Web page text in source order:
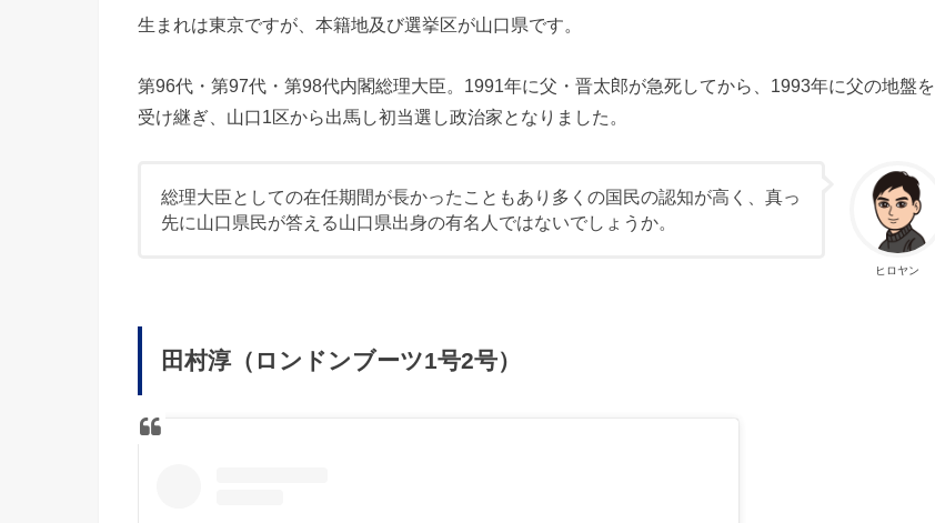
生まれは東京ですが、本籍地及び選挙区が山口県です。
第96代・第97代・第98代内閣総理大臣。1991年に父・晋太郎が急死してから、1993年に父の地盤を
受け継ぎ、山口1区から出馬し初当選し政治家となりました。
ヒロヤン
総理大臣としての在任期間が長かったこともあり多くの国民の認知が高く、真っ
先に山口県民が答える山口県出身の有名人ではないでしょうか。
田村淳（ロンドンブーツ1号2号）